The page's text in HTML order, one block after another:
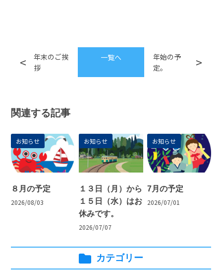
年末のご挨
拶
一覧へ
年始の予
定。
関連する記事
お知らせ
８月の予定
2026/08/03
お知らせ
１３日（月）から
１５日（水）はお
休みです。
2026/07/07
お知らせ
7月の予定
2026/07/01
カテゴリー